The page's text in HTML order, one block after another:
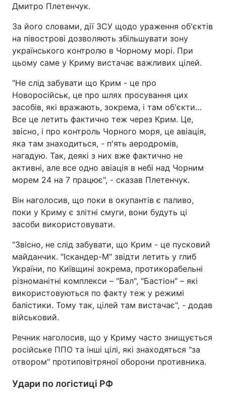
Дмитро Плетенчук.
За його словами, дії ЗСУ щодо ураження об'єктів
на півострові дозволяють збільшувати зону
українського контролю в Чорному морі. При
цьому саме у Криму вистачає важливих цілей.
"Не слід забувати що Крим - це про
Новоросійськ, це про шлях просування цих
засобів, які вражають, зокрема, і там об'єкти…
Все це летить фактично теж через Крим. Це,
звісно, і про контроль Чорного моря, це авіація,
яка там знаходиться, - п'ять аеродромів,
нагадую. Так, деякі з них вже фактично не
активні, але все одно авіація в небі над Чорним
морем 24 на 7 працює", - сказав Плетенчук.
Він наголосив, що поки в окупантів є паливо,
поки у Криму є злітні смуги, вони будуть ці
засоби використовувати.
"Звісно, не слід забувати, що Крим - це пусковий
майданчик. "Іскандер-М" звідти летить у глиб
України, по Київщині зокрема, протикорабельні
різноманітні комплекси – "Бал", "Бастіон" – які
використовуються по факту теж у режимі
балістики. Тому так, цілей там вистачає", - додав
військовий.
Речник наголосив, що у Криму часто знищується
російське ППО та інші цілі, які знаходяться "за
отвором" протиповітряної оборони противника.
Удари по логістиці РФ